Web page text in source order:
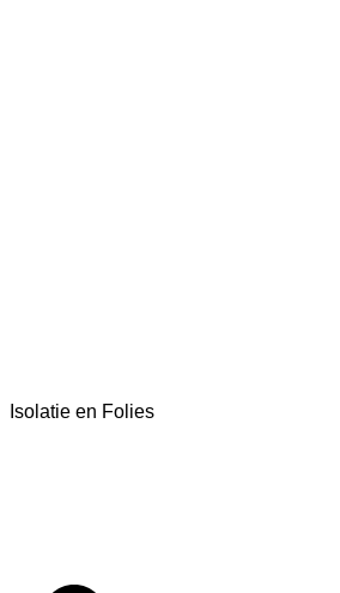
Isolatie en Folies